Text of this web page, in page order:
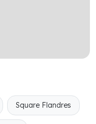
Square Flandres